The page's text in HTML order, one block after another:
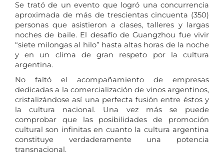
Se trató de un evento que logró una concurrencia
aproximada de más de trescientas cincuenta (350)
personas que asistieron a clases, talleres y largas
noches de baile. El desafío de Guangzhou fue vivir
“siete milongas al hilo” hasta altas horas de la noche
y en un clima de gran respeto por la cultura
argentina.
No faltó el acompañamiento de empresas
dedicadas a la comercialización de vinos argentinos,
cristalizándose así una perfecta fusión entre éstos y
la cultura nacional. Una vez más se puede
comprobar que las posibilidades de promoción
cultural son infinitas en cuanto la cultura argentina
constituye verdaderamente una potencia
transnacional.